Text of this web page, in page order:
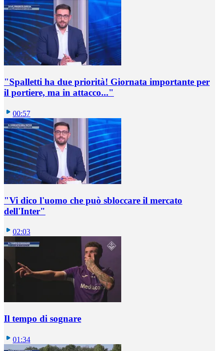
"Spalletti ha due priorità! Giornata importante per
il portiere, ma in attacco..."
00:57
"Vi dico l'uomo che può sbloccare il mercato
dell'Inter"
02:03
Il tempo di sognare
01:34